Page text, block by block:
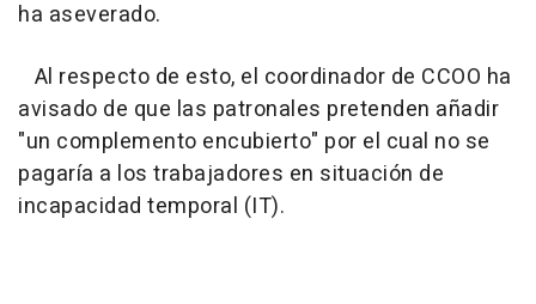
ha aseverado.
Al respecto de esto, el coordinador de CCOO ha
avisado de que las patronales pretenden añadir
"un complemento encubierto" por el cual no se
pagaría a los trabajadores en situación de
incapacidad temporal (IT).